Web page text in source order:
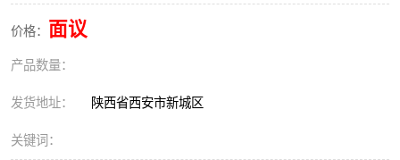
价格： 面议
产品数量：
发货地址： 陕西省西安市新城区
关键词：